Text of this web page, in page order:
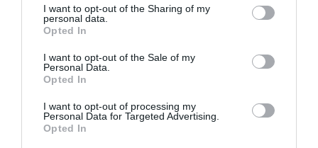
I want to opt-out of the Sharing of my
personal data.
Opted In
I want to opt-out of the Sale of my
Personal Data.
Opted In
I want to opt-out of processing my
Personal Data for Targeted Advertising.
Opted In
Ακολουθήστε το Culturenow.gr